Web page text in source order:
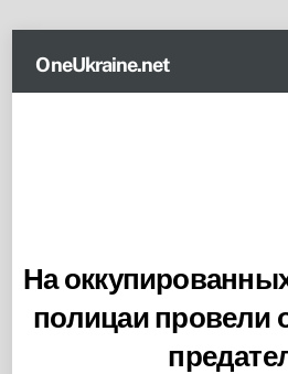
content
OneUkraine.net
На
полицаи провели